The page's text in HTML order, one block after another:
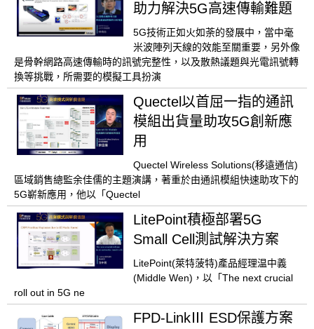
助力解決5G高速傳輸難題
5G技術正如火如荼的發展中，當中毫
米波陣列天線的效能至關重要，另外像
是骨幹網路高速傳輸時的訊號完整性，以及散熱議題與光電訊號轉
換等挑戰，所需要的模擬工具扮演
Quectel以首屈一指的通訊
模組出貨量助攻5G創新應
用
Quectel Wireless Solutions(移遠通信)
區域銷售總監余佳儒的主題演講，著重於由通訊模組快速助攻下的
5G嶄新應用，他以「Quectel
LitePoint積極部署5G
Small Cell測試解決方案
LitePoint(萊特菠特)產品經理温中義
(Middle Wen)，以「The next crucial
roll out in 5G ne
FPD-LinkⅢ ESD保護方案